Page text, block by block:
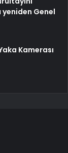
Genel
Kamerası